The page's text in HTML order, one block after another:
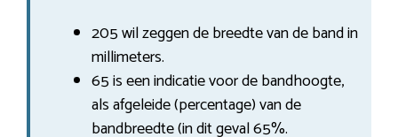
205 wil zeggen de breedte van de band in
millimeters.
65 is een indicatie voor de bandhoogte,
als afgeleide (percentage) van de
bandbreedte (in dit geval 65%.